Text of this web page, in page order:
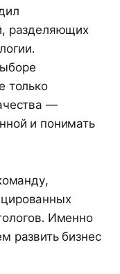
разделяющих
только
—
и понимать
Именно
развить бизнес